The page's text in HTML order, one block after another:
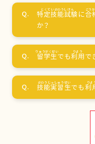
特定技能試験に合
か？
留学生でも利用 で
技能実習生でも利